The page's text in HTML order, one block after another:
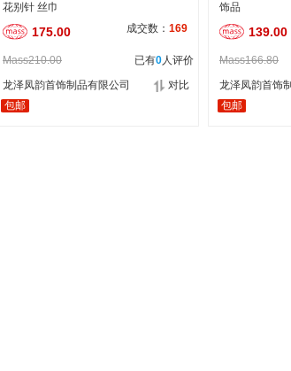
花别针 丝巾
175.00 成交数： 169
Mass210.00 已有0人评价
龙泽凤韵首饰制品有限公司
对比
包邮
饰品
139.00
Mass166.80
龙泽凤韵首饰
包邮